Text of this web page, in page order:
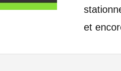
et